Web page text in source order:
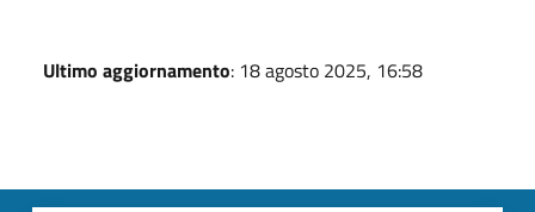
Ultimo aggiornamento: 18 agosto 2025, 16:58